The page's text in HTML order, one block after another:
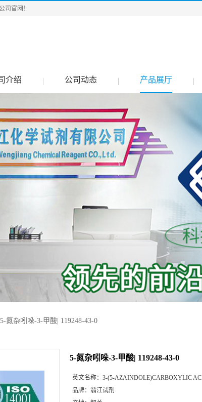
司官网！
介绍 公司动态 产品展厅
5-氮杂吲哚-3-甲酸| 119248-43-0
5-氮杂吲哚-3-甲酸| 119248-43-0
英文名称： 3-(5-AZAINDOLE)CARBOXYLIC
品牌： 翁江试剂